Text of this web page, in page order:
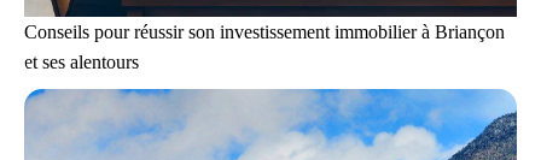
Conseils pour réussir son investissement immobilier à Briançon
et ses alentours